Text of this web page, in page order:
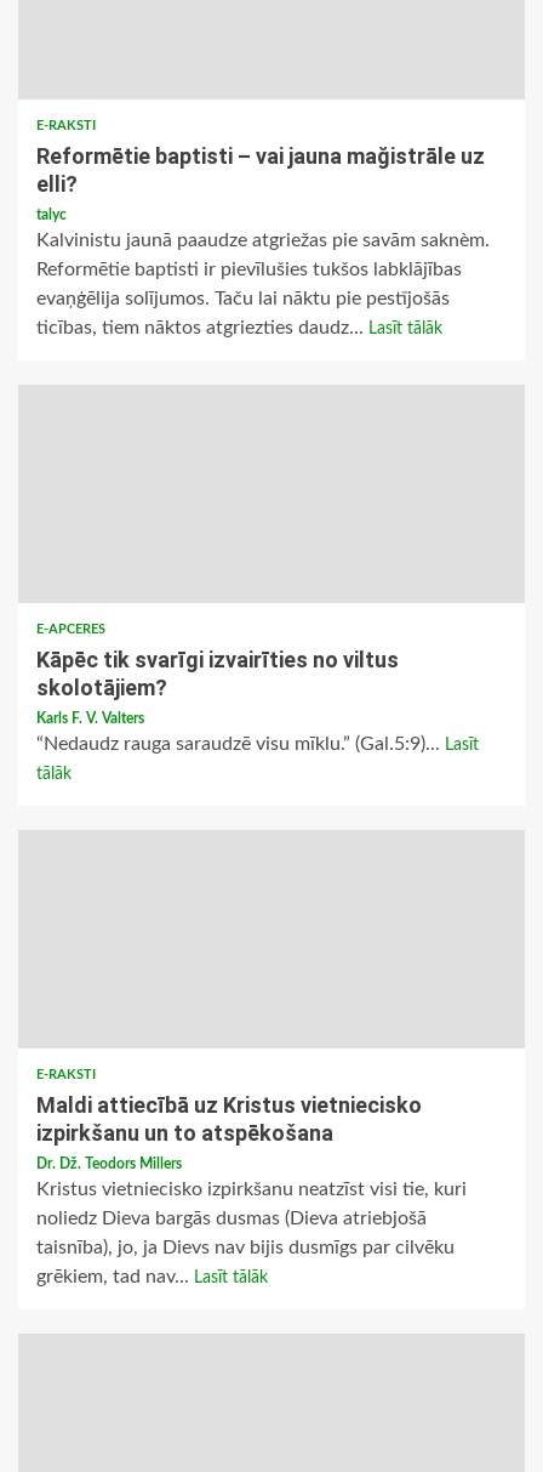
E-RAKSTI
Reformētie baptisti – vai jauna mağistrāle uz
elli?
talyc
Kalvinistu jaunā paaudze atgriežas pie savām saknèm.
Reformētie baptisti ir pievīlušies tukšos labklājības
evaņģēlija solījumos. Taču lai nāktu pie pestījošās
ticības, tiem nāktos atgriezties daudz... Lasīt tālāk
E-APCERES
Kāpēc tik svarīgi izvairīties no viltus
skolotājiem?
Karls F. V. Valters
“Nedaudz rauga saraudzē visu mīklu.” (Gal.5:9)... Lasīt
tālāk
E-RAKSTI
Maldi attiecībā uz Kristus vietniecisko
izpirkšanu un to atspēkošana
Dr. Dž. Teodors Millers
Kristus vietniecisko izpirkšanu neatzīst visi tie, kuri
noliedz Dieva bargās dusmas (Dieva atriebjošā
taisnība), jo, ja Dievs nav bijis dusmīgs par cilvēku
grēkiem, tad nav... Lasīt tālāk